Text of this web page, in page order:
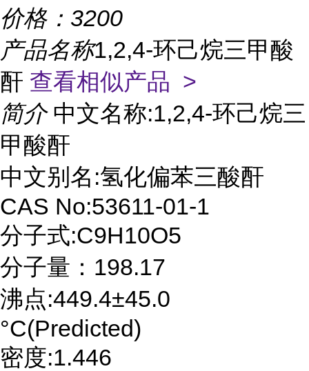
价格： 3200
产品名称1,2,4-环己烷三甲酸
酐 查看相似产品 >
简介 中文名称:1,2,4-环己烷三
甲酸酐
中文别名:氢化偏苯三酸酐
CAS No:53611-01-1
分子式:C9H10O5
分子量：198.17
沸点:449.4±45.0
°C(Predicted)
密度:1.446